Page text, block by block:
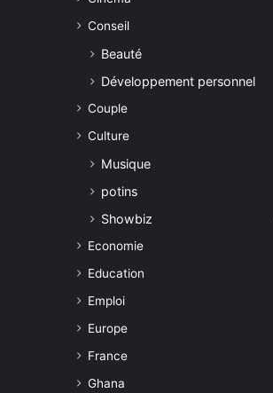
Conseil
Beauté
Développement personnel
Couple
Culture
Musique
potins
Showbiz
Economie
Education
Emploi
Europe
France
Ghana